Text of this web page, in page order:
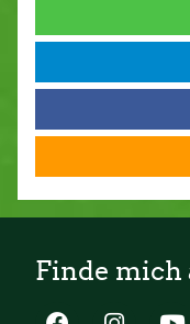
Finde mich